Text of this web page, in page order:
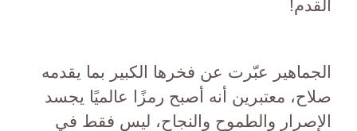
القدم!
الجماهير عبّرت عن فخرها الكبير بما يقدمه
صلاح، معتبرين أنه أصبح رمزًا عالميًا يجسد
الإصرار والطموح والنجاح، ليس فقط في